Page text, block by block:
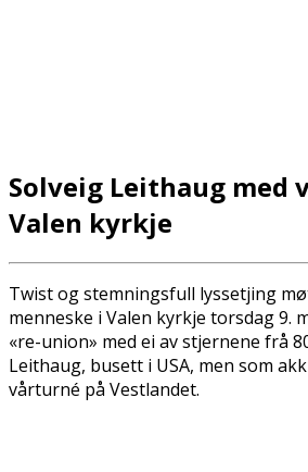
Solveig Leithaug med
Valen kyrkje
Twist og stemningsfull lyssetjing
menneske i Valen kyrkje torsdag 9.
«re-union» med ei av stjernene frå
Leithaug, busett i USA, men som
vårturné på Vestlandet.